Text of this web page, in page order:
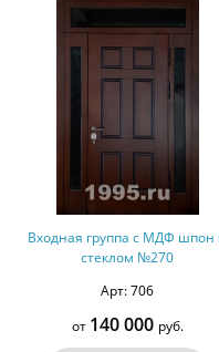
Входная группа с МДФ шпон
стеклом №270
Арт: 706
от 140 000 руб.